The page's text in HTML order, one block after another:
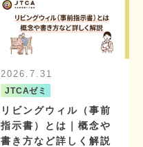
2026.7.31
JTCAゼミ
リビングウィル（事前
指示書）とは｜概念や
書き方など詳しく解説